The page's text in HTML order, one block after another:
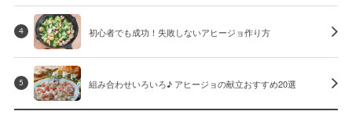
4 初心者でも成功！失敗しないアヒージョ作り方
5 組み合わせいろいろ♪ アヒージョの献立おすすめ20選